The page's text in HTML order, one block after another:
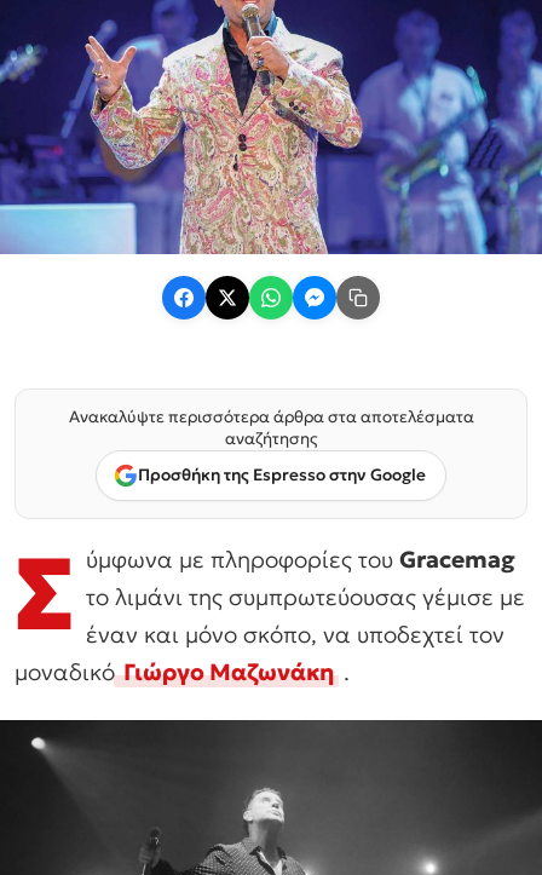
Ανακαλύψτε περισσότερα άρθρα στα αποτελέσματα
αναζήτησης
Προσθήκη της Espresso στην Google
Σ ύμφωνα με πληροφορίες του Gracemag
το λιμάνι της συμπρωτεύουσας γέμισε με
έναν και μόνο σκόπο, να υποδεχτεί τον
μοναδικόΓιώργο Μαζωνάκη.